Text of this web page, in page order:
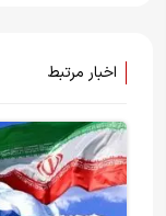
اخبار مرتبط